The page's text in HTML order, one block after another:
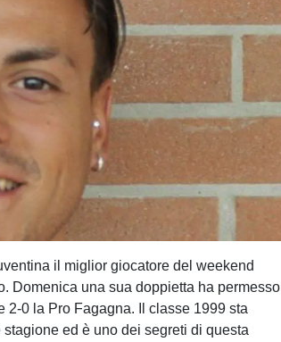
il miglior giocatore del weekend
Domenica una sua doppietta ha permesso
2-0 la Pro Fagagna. Il classe 1999 sta
ed è uno dei segreti di questa